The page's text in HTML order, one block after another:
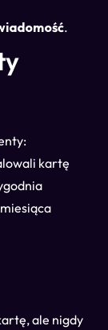
.
kartę
ale nigdy